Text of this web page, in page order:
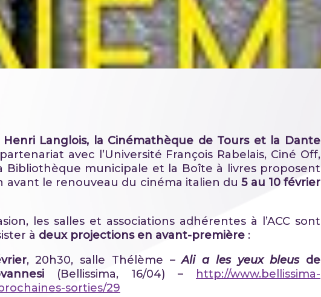
Henri Langlois, la Cinémathèque de Tours et la Dante
avec l’Université François Rabelais, Ciné Off,
Bibliothèque municipale et la Boîte à livres proposent
avant le renouveau du cinéma italien du5 au 10 février
les salles et associations adhérentes à l’ACC sont
à deux projections en avant-première :
, 20h30, salle Thélème –Ali a les yeux bleusde
(Bellissima, 16/04) –
http://www.bellissima-
sorties/29